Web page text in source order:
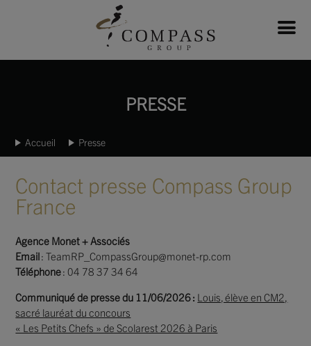
PRESSE
Accueil Presse
Contact presse Compass Group
France
Agence Monet + Associés
Email: TeamRP_CompassGroup@monet-rp.com
Téléphone: 04 78 37 34 64
Communiqué de presse du 11/06/2026 : Louis, élève en CM2,
sacré lauréat du concours
« Les Petits Chefs » de Scolarest 2026 à Paris